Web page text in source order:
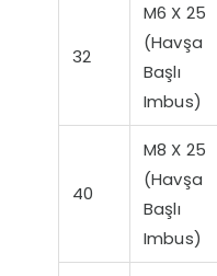
32
M6 X 25
(Havşa
Başlı
Imbus)
40
M8 X 25
(Havşa
Başlı
Imbus)